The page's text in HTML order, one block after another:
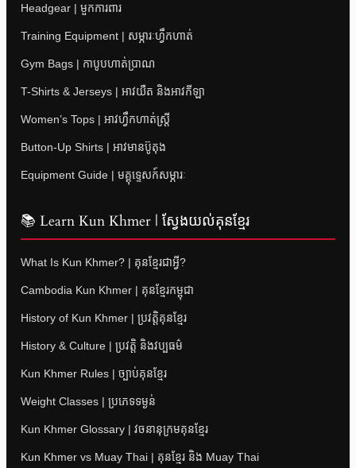
Headgear | មួកការពារ
Training Equipment | សម្ភារៈហ្វឹកហាត់
Gym Bags | កាបូបហាត់ប្រាណ
T-Shirts & Jerseys | អាវយឺត និងអាវកីឡា
Women’s Tops | អាវហ្វឹកហាត់ស្ត្រី
Button-Up Shirts | អាវមានប៊ូតុង
Equipment Guide | មគ្គុទ្ទេសក៍សម្ភារៈ
📚 Learn Kun Khmer | ស្វែងយល់គុនខ្មែរ
What Is Kun Khmer? | គុនខ្មែរជាអ្វី?
Cambodia Kun Khmer | គុនខ្មែរកម្ពុជា
History of Kun Khmer | ប្រវត្តិគុនខ្មែរ
History & Culture | ប្រវត្តិ និងវប្បធម៌
Kun Khmer Rules | ច្បាប់គុនខ្មែរ
Weight Classes | ប្រភេទទម្ងន់
Kun Khmer Glossary | វចនានុក្រមគុនខ្មែរ
Kun Khmer vs Muay Thai | គុនខ្មែរ និង Muay Thai